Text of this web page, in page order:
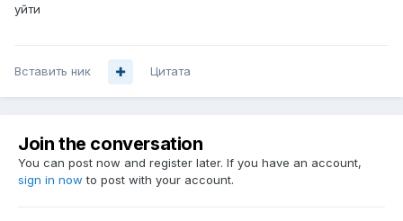
уйти
Вставить ник Цитата
Join the conversation
You can post now and register later. If you have an account,
sign in now to post with your account.